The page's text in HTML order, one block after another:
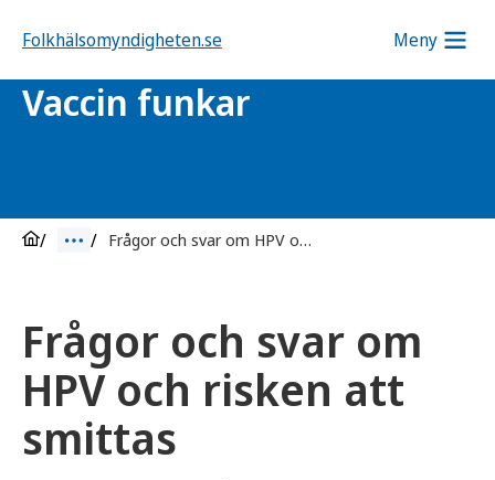
Folkhälsomyndigheten.se Meny
Vaccin funkar
Frågor och svar om HPV och risken att smittas
Frågor och svar om
HPV och risken att
smittas